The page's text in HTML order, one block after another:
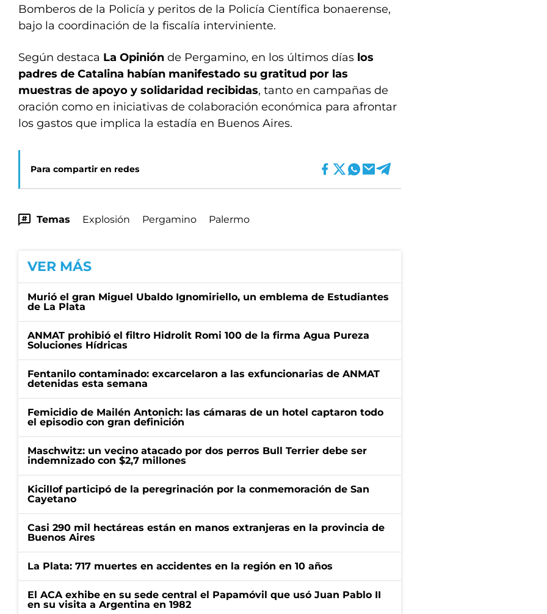
Bomberos de la Policía y peritos de la Policía Científica bonaerense,
bajo la coordinación de la fiscalía interviniente.
Según destaca La Opinión de Pergamino, en los últimos días los
padres de Catalina habían manifestado su gratitud por las
muestras de apoyo y solidaridad recibidas, tanto en campañas de
oración como en iniciativas de colaboración económica para afrontar
los gastos que implica la estadía en Buenos Aires.
Para compartir en redes
Temas Explosión Pergamino Palermo
VER MÁS
Murió el gran Miguel Ubaldo Ignomiriello, un emblema de Estudiantes
de La Plata
ANMAT prohibió el filtro Hidrolit Romi 100 de la firma Agua Pureza
Soluciones Hídricas
Fentanilo contaminado: excarcelaron a las exfuncionarias de ANMAT
detenidas esta semana
Femicidio de Mailén Antonich: las cámaras de un hotel captaron todo
el episodio con gran definición
Maschwitz: un vecino atacado por dos perros Bull Terrier debe ser
indemnizado con $2,7 millones
Kicillof participó de la peregrinación por la conmemoración de San
Cayetano
Casi 290 mil hectáreas están en manos extranjeras en la provincia de
Buenos Aires
La Plata: 717 muertes en accidentes en la región en 10 años
El ACA exhibe en su sede central el Papamóvil que usó Juan Pablo II
en su visita a Argentina en 1982